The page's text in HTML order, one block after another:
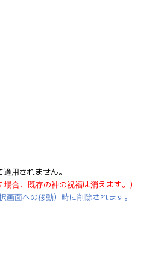
用されません。
場合、既存の神の祝福は消えます。）
面への移動）時に削除されます。